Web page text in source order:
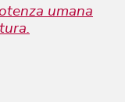
umana